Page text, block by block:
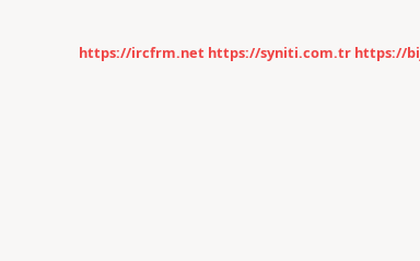
https://ircfrm.net https://syniti.com.tr https://